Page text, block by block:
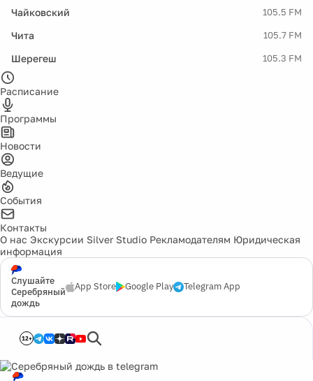
Чайковский 105.5 FM
Чита 105.7 FM
Шерегеш 105.3 FM
Расписание
Программы
Новости
Ведущие
События
Контакты
О нас Экскурсии Silver Studio Рекламодателям Юридическая
информация
Слушайте
Серебряный
дождь
App Store Google Play Telegram App
12+